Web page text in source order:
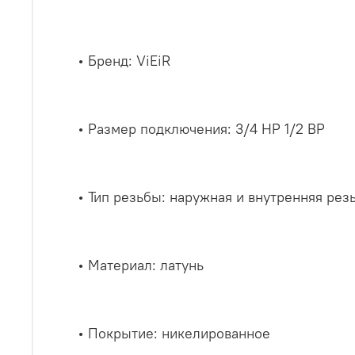
• Бренд: ViEiR
• Размер подключения: 3/4 НР 1/2 ВР
• Тип резьбы: наружная и внутренняя
• Материал: латунь
• Покрытие: никелированное